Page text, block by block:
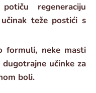
regeneraciju
teže postići s
formuli, neke masti
učinke za
boli.